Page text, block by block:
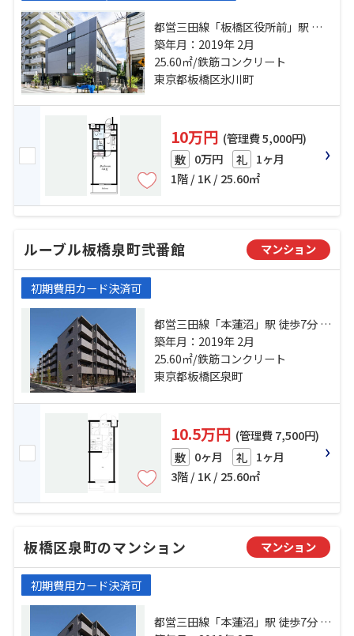
都営三田線「板橋区役所前」駅 徒
歩9分 都営三田線「板橋本町」駅 徒
歩9分 東武東上線「中板橋」駅 徒歩
14分
築年月：2019年 2月
25.60㎡/鉄筋コンクリート
東京都板橋区氷川町
10万円 (管理費 5,000円)
敷 0万円 礼 1ヶ月
1階 / 1K / 25.60㎡
ルーブル板橋泉町弐番館 マンション
初期費用カード決済可
都営三田線「本蓮沼」駅 徒歩7分 都
営三田線「板橋本町」駅 徒歩9分 東
武東上線「中板橋」駅 徒歩18分
築年月：2019年 2月
25.60㎡/鉄筋コンクリート
東京都板橋区泉町
10.5万円 (管理費 7,500円)
敷 0ヶ月 礼 1ヶ月
3階 / 1K / 25.60㎡
板橋区泉町のマンション マンション
初期費用カード決済可
都営三田線「本蓮沼」駅 徒歩7分 都